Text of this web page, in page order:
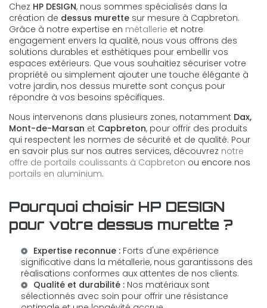
Chez HP DESIGN, nous sommes spécialisés dans la
création de dessus murette sur mesure à Capbreton.
Grâce à notre expertise en métallerie et notre
engagement envers la qualité, nous vous offrons des
solutions durables et esthétiques pour embellir vos
espaces extérieurs. Que vous souhaitiez sécuriser votre
propriété ou simplement ajouter une touche élégante à
votre jardin, nos dessus murette sont conçus pour
répondre à vos besoins spécifiques.
Nous intervenons dans plusieurs zones, notamment Dax,
Mont-de-Marsan et Capbreton, pour offrir des produits
qui respectent les normes de sécurité et de qualité. Pour
en savoir plus sur nos autres services, découvrez notre
offre de portails coulissants à Capbreton ou encore nos
portails en aluminium.
Pourquoi choisir HP DESIGN
pour votre dessus murette ?
Expertise reconnue : Forts d'une expérience
significative dans la métallerie, nous garantissons des
réalisations conformes aux attentes de nos clients.
Qualité et durabilité : Nos matériaux sont
sélectionnés avec soin pour offrir une résistance